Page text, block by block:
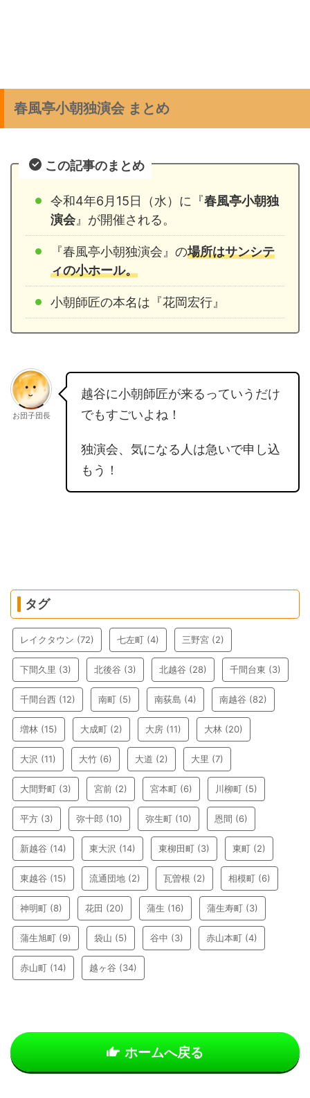
春風亭小朝独演会 まとめ
この記事のまとめ
令和4年6月15日（水）に『春風亭小朝独
演会』が開催される。
『春風亭小朝独演会』の場所はサンシテ
ィの小ホール。
小朝師匠の本名は『花岡宏行』
お団子団長
越谷に小朝師匠が来るっていうだけ
でもすごいよね！
独演会、気になる人は急いで申し込
もう！
タグ
レイクタウン (72) 七左町 (4) 三野宮 (2)
下間久里 (3) 北後谷 (3) 北越谷 (28) 千間台東 (3)
千間台西 (12) 南町 (5) 南荻島 (4) 南越谷 (82)
増林 (15) 大成町 (2) 大房 (11) 大林 (20)
大沢 (11) 大竹 (6) 大道 (2) 大里 (7)
大間野町 (3) 宮前 (2) 宮本町 (6) 川柳町 (5)
平方 (3) 弥十郎 (10) 弥生町 (10) 恩間 (6)
新越谷 (14) 東大沢 (14) 東柳田町 (3) 東町 (2)
東越谷 (15) 流通団地 (2) 瓦曽根 (2) 相模町 (6)
神明町 (8) 花田 (20) 蒲生 (16) 蒲生寿町 (3)
蒲生旭町 (9) 袋山 (5) 谷中 (3) 赤山本町 (4)
赤山町 (14) 越ヶ谷 (34)
ホームへ戻る